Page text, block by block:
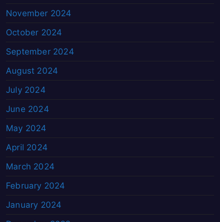
November 2024
October 2024
September 2024
August 2024
July 2024
June 2024
May 2024
April 2024
March 2024
February 2024
January 2024